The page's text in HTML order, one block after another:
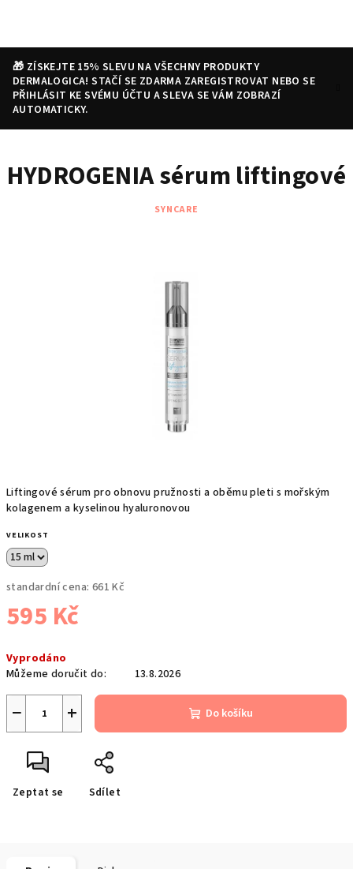
🎁 ZÍSKEJTE 15% SLEVU NA VŠECHNY PRODUKTY
DERMALOGICA! STAČÍ SE ZDARMA ZAREGISTROVAT NEBO SE
PŘIHLÁSIT KE SVÉMU ÚČTU A SLEVA SE VÁM ZOBRAZÍ
AUTOMATICKY.
HledatPřihlášeníNákupní
košík
Liftingové sérum pro obnovu pružnosti a oběmu pleti s mořským
kolagenem a kyselinou hyaluronovou
VELIKOST
standardní cena: 661 Kč
595 Kč
cena:
Vyprodáno
Můžeme doručit do:
13.8.2026
+
− Do košíku
Zeptat se Sdílet
HYDROGENIA sérum liftingové
SYNCARE